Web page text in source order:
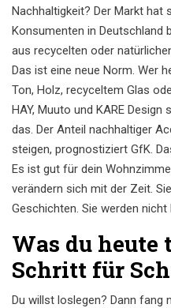
Nachhaltigkeit? Der Markt hat
Konsumenten in Deutschland
aus recycelten oder
Das ist eine neue Norm. Wer
Ton, Holz, recyceltem Glas
HAY, Muuto und KARE
das. Der Anteil nachhaltiger
steigen, prognostiziert GfK.
Es ist gut für dein
verändern sich mit der Zeit.
Geschichten. Sie werden nicht
Was du
Schritt für
Du willst loslegen? Dann fang